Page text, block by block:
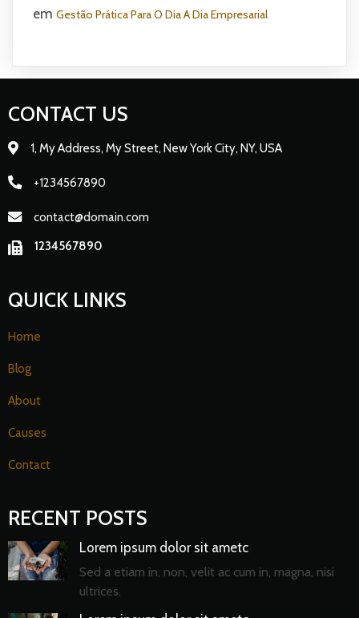
em Gestão Prática Para O Dia A Dia Empresarial
CONTACT US
1, My Address, My Street, New York City, NY, USA
+1234567890
contact@domain.com
1234567890
QUICK LINKS
Home
Blog
About
Causes
Contact
RECENT POSTS
Lorem ipsum dolor sit ametc
Sed a etiam in, non, velit ac cum in, magna, nisi
ultrices.